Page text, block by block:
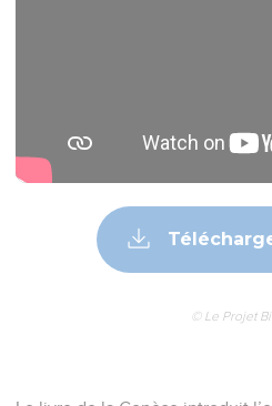
© Le Projet